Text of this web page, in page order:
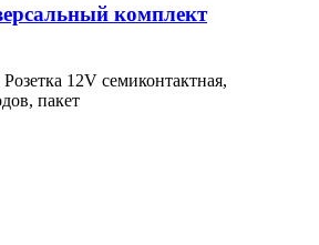
комплект
12V семиконтактная,
пакет